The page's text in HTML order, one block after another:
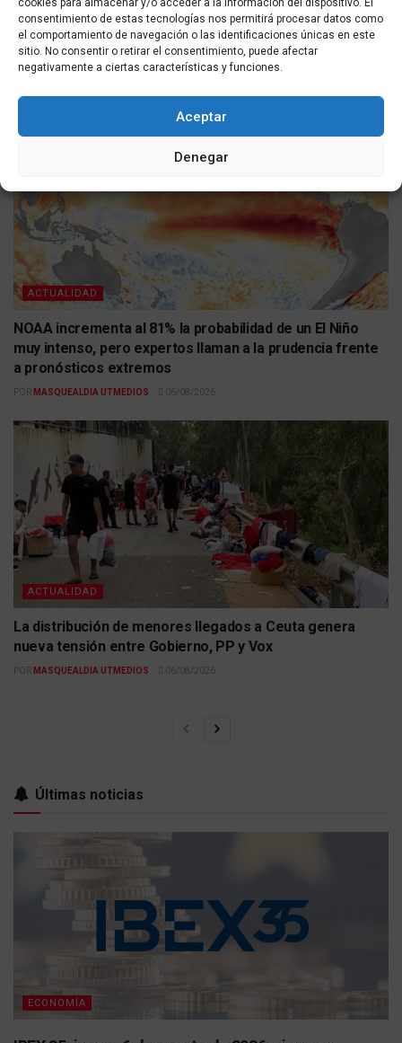
cookies para almacenar y/o acceder a la información del dispositivo. El
consentimiento de estas tecnologías nos permitirá procesar datos como
el comportamiento de navegación o las identificaciones únicas en este
sitio. No consentir o retirar el consentimiento, puede afectar
negativamente a ciertas características y funciones.
Aceptar
Denegar
ACTUALIDAD
Más de cien menores migrantes duermen por primera
vez en un colegio habilitado en Ceuta
ACTUALIDAD
NOAA incrementa al 81% la probabilidad de un El Niño
muy intenso, pero expertos llaman a la prudencia frente
a pronósticos extremos
POR MASQUEALDIA UTMEDIOS 06/08/2026
ACTUALIDAD
La distribución de menores llegados a Ceuta genera
nueva tensión entre Gobierno, PP y Vox
POR MASQUEALDIA UTMEDIOS 06/08/2026
Últimas noticias
ECONOMÍA